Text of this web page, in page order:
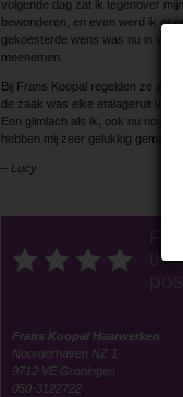
volgende dag zat ik tegenover
bewonderen, en even werd ik er
gekoesterde wens was nu in
meenemen.
Bij Frans Koopal regelden ze
de zaak was elke etalageruit voor
Een glimlach als ik, ook nu nog,
hebben mij zeer gelukkig
– Lucy
this
Frans Koopal Haarwerken
Noorderhaven NZ 1
9712 VE Groningen
050-3122722